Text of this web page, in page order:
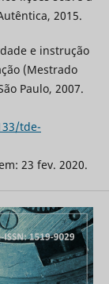
2015.
e instrução
(Mestrado
Paulo, 2007.
tde-
23 fev. 2020.